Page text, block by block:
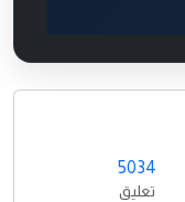
5034
تعليق